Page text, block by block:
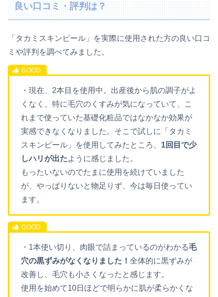
良い口コミ・評判は？
「タカミスキンピール」を実際に使用された方の良い口コ
ミや評判を調べてみました。
・現在、2本目を使用中。出産後から肌の調子がよ
くなく、特に毛穴のくすみが気になっていて、こ
れまで使っていた基礎化粧品ではなかなか効果が
実感できなくなりました。そこで試しに「タカミ
スキンピール」を使用してみたところ、 1回目で少
しハリが出たように感じました。
もったいないのでたまに使用を続けていました
が、やっぱりないと物足りず、今は毎日使ってい
ます。
・1本使い切り、肉眼で詰まっているのがわかる毛
穴の黒ずみがなくなりました！ 全体的に黒ずみが
改善し、毛穴も小さくなったと感じます。
使用を始めて10日ほどで明らかに肌が柔らかくな